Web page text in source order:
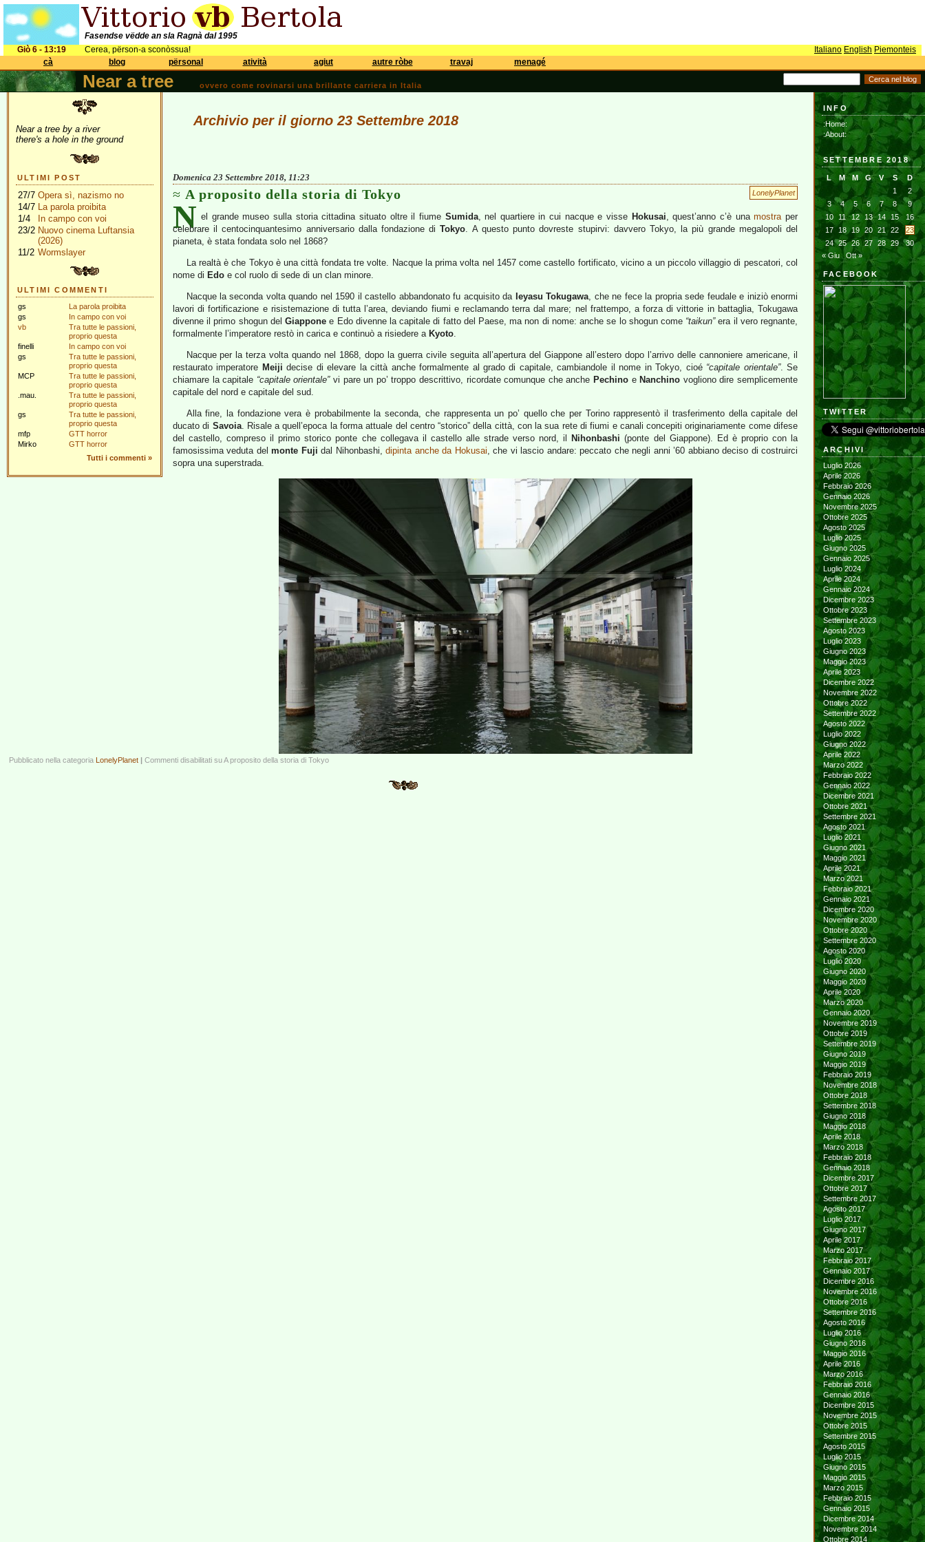
Fasendse vëdde an sla Ragnà dal 1995
Giò 6 - 13:19
Cerea, përson-a sconòssua! Italiano English Piemonteis
cà
blog përsonal atività agiut autre ròbe travaj menagé
Near a tree ovvero come rovinarsi una brillante carriera in Italia
Near a tree by a river
there's a hole in the ground
ULTIMI POST
27/7 Opera sì, nazismo no
14/7 La parola proibita
1/4
In campo con voi
23/2 Nuovo cinema Luftansia
(2026)
11/2 Wormslayer
ULTIMI COMMENTI
gs
La parola proibita
gs
In campo con voi
vb
Tra tutte le passioni,
proprio questa
finelli
In campo con voi
gs
Tra tutte le passioni,
proprio questa
MCP
Tra tutte le passioni,
proprio questa
.mau.
Tra tutte le passioni,
proprio questa
gs
Tra tutte le passioni,
proprio questa
mfp
GTT horror
Mirko
GTT horror
Tutti i commenti »
Archivio per il giorno 23 Settembre 2018
Domenica 23 Settembre 2018, 11:23
LonelyPlanet
A proposito della storia di Tokyo
N el grande museo sulla storia cittadina situato oltre il fiume Sumida, nel quartiere in cui nacque e visse Hokusai, quest’anno c’è unamostraper
celebrare il centocinquantesimo anniversario dalla fondazione diTokyo. A questo punto dovreste stupirvi: davvero Tokyo, la più grande megalopoli del
pianeta, è stata fondata solo nel 1868?
La realtà è che Tokyo è una città fondata tre volte. Nacque la prima volta nel 1457 come castello fortificato, vicino a un piccolo villaggio di pescatori, col
nome di Edo e col ruolo di sede di un clan minore.
Nacque la seconda volta quando nel 1590 il castello abbandonato fu acquisito da Ieyasu Tokugawa, che ne fece la propria sede feudale e iniziò enormi
lavori di fortificazione e risistemazione di tutta l’area, deviando fiumi e reclamando terra dal mare; nel frattempo, a forza di vittorie in battaglia, Tokugawa
divenne il primo shogun delGiappone e Edo divenne la capitale di fatto del Paese, ma non di nome: anche se lo shogun come “taikun”era il vero regnante,
formalmente l’imperatore restò in carica e continuò a risiedere a Kyoto.
Nacque per la terza volta quando nel 1868, dopo la guerra civile seguita all’apertura del Giappone all’estero dopo l’arrivo delle cannoniere americane, il
restaurato imperatore Meiji decise di elevare la città anche formalmente al grado di capitale, cambiandole il nome in Tokyo, cioé “capitale orientale”. Se
chiamare la capitale “capitale orientale”vi pare un po’ troppo descrittivo, ricordate comunque che anche Pechino e Nanchino vogliono dire semplicemente
capitale del nord e capitale del sud.
Alla fine, la fondazione vera è probabilmente la seconda, che rappresenta un po’ quello che per Torino rappresentò il trasferimento della capitale del
ducato di Savoia. Risale a quell’epoca la forma attuale del centro “storico” della città, con la sua rete di fiumi e canali concepiti originariamente come difese
del castello, compreso il primo storico ponte che collegava il castello alle strade verso nord, il
Nihonbashi (ponte del Giappone). Ed è proprio con la
famosissima veduta delmonte Fuji dal Nihonbashi,dipinta anche da Hokusai, che vi lascio andare: peccato che negli anni ’60 abbiano deciso di costruirci
sopra una superstrada.
Pubblicato nella categoria LonelyPlanet | Commenti disabilitati su A proposito della storia di Tokyo
INFO
:Home:
:About:
SETTEMBRE 2018
L M M G V S
D
1
2
3
4 5 6 7 8
9
10
11 12 13 14 15
16
17
18 19 20 21 22
23
24 25 26 27 28 29
30
« Giu
Ott »
FACEBOOK
TWITTER
ARCHIVI
Luglio 2026
Aprile 2026
Febbraio 2026
Gennaio 2026
Novembre 2025
Ottobre 2025
Agosto 2025
Luglio 2025
Giugno 2025
Gennaio 2025
Luglio 2024
Aprile 2024
Gennaio 2024
Dicembre 2023
Ottobre 2023
Settembre 2023
Agosto 2023
Luglio 2023
Giugno 2023
Maggio 2023
Aprile 2023
Dicembre 2022
Novembre 2022
Ottobre 2022
Settembre 2022
Agosto 2022
Luglio 2022
Giugno 2022
Aprile 2022
Marzo 2022
Febbraio 2022
Gennaio 2022
Dicembre 2021
Ottobre 2021
Settembre 2021
Agosto 2021
Luglio 2021
Giugno 2021
Maggio 2021
Aprile 2021
Marzo 2021
Febbraio 2021
Gennaio 2021
Dicembre 2020
Novembre 2020
Ottobre 2020
Settembre 2020
Agosto 2020
Luglio 2020
Giugno 2020
Maggio 2020
Aprile 2020
Marzo 2020
Gennaio 2020
Novembre 2019
Ottobre 2019
Settembre 2019
Giugno 2019
Maggio 2019
Febbraio 2019
Novembre 2018
Ottobre 2018
Settembre 2018
Giugno 2018
Maggio 2018
Aprile 2018
Marzo 2018
Febbraio 2018
Gennaio 2018
Dicembre 2017
Ottobre 2017
Settembre 2017
Agosto 2017
Luglio 2017
Giugno 2017
Aprile 2017
Marzo 2017
Febbraio 2017
Gennaio 2017
Dicembre 2016
Novembre 2016
Ottobre 2016
Settembre 2016
Agosto 2016
Luglio 2016
Giugno 2016
Maggio 2016
Aprile 2016
Marzo 2016
Febbraio 2016
Gennaio 2016
Dicembre 2015
Novembre 2015
Ottobre 2015
Settembre 2015
Agosto 2015
Luglio 2015
Giugno 2015
Maggio 2015
Marzo 2015
Febbraio 2015
Gennaio 2015
Dicembre 2014
Novembre 2014
Ottobre 2014